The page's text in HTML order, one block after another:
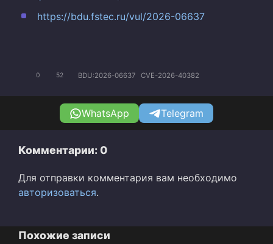
https://bdu.fstec.ru/vul/2026-06637
0 52 BDU:2026-06637 CVE-2026-40382
WhatsApp Telegram
Комментарии: 0
Для отправки комментария вам необходимо
авторизоваться.
Похожие записи